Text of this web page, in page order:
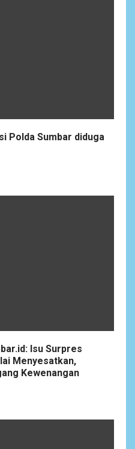
Polda Sumbar diduga
Isu Surpres
Menyesatkan,
Kewenangan